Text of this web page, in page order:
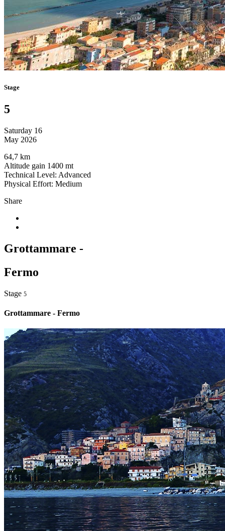
Stage
5
Saturday 16
May 2026
64,7 km
Altitude gain 1400 mt
Technical Level: Advanced
Physical Effort: Medium
Share
Grottammare -
Fermo
Stage 5
Grottammare - Fermo